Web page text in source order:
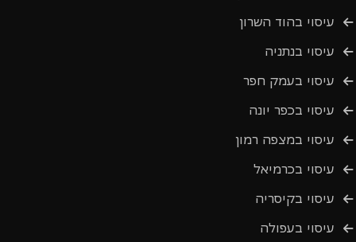
עיסוי בהוד השרון
עיסוי בנתניה
עיסוי בעמק חפר
עיסוי בכפר יונה
עיסוי במצפה רמון
עיסוי בכרמיאל
עיסוי בקיסריה
עיסוי בעפולה